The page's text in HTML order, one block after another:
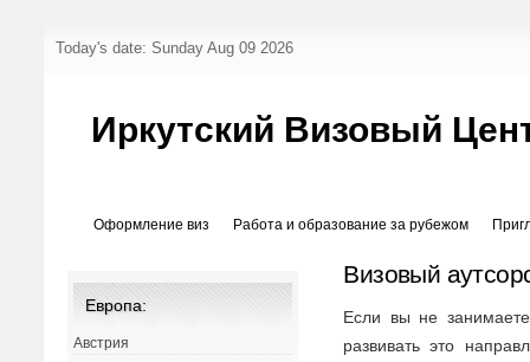
Today's date: Sunday Aug 09 2026
Иркутский Визовый
Оформление виз Работа и образование за рубежом
Визовый
Если вы не
развивать это
Европа:
Австрия